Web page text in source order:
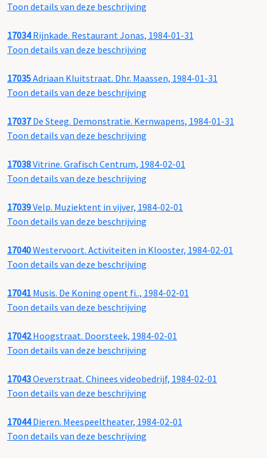
Toon details van deze beschrijving
17034Rijnkade. Restaurant Jonas, 1984-01-31
Toon details van deze beschrijving
17035Adriaan Kluitstraat. Dhr. Maassen, 1984-01-31
Toon details van deze beschrijving
17037De Steeg. Demonstratie. Kernwapens, 1984-01-31
Toon details van deze beschrijving
17038Vitrine. Grafisch Centrum, 1984-02-01
Toon details van deze beschrijving
17039Velp. Muziektent in vijver, 1984-02-01
Toon details van deze beschrijving
17040Westervoort. Activiteiten in Klooster, 1984-02-01
Toon details van deze beschrijving
17041 Musis. De Koning opent fi.., 1984-02-01
Toon details van deze beschrijving
17042Hoogstraat. Doorsteek, 1984-02-01
Toon details van deze beschrijving
17043Oeverstraat. Chinees videobedrijf, 1984-02-01
Toon details van deze beschrijving
17044Dieren. Meespeeltheater, 1984-02-01
Toon details van deze beschrijving